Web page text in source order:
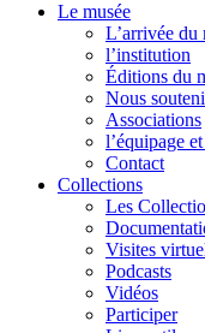
Le musée
L’arrivée du
l’institution
Éditions du
Nous
Associations
l’équipage
Contact
Collections
Les
Visites
Podcasts
Vidéos
Participer